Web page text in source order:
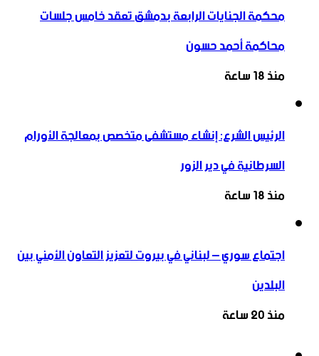
محكمة الجنايات الرابعة بدمشق تعقد خامس جلسات
محاكمة أحمد حسون
منذ 18 ساعة
الرئيس الشرع: إنشاء ‌‏مستشفى متخصص بمعالجة الأورام
السرطانية في دير الزور
منذ 18 ساعة
اجتماع سوري – لبناني في بيروت لتعزيز التعاون ‏الأمني ‏بين
البلدين
منذ 20 ساعة